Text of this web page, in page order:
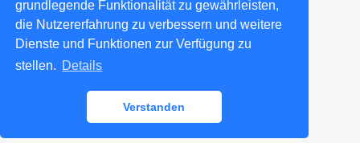
grundlegende Funktionalität zu gewährleisten,
die Nutzererfahrung zu verbessern und weitere
Dienste und Funktionen zur Verfügung zu
stellen. Details
Verstanden